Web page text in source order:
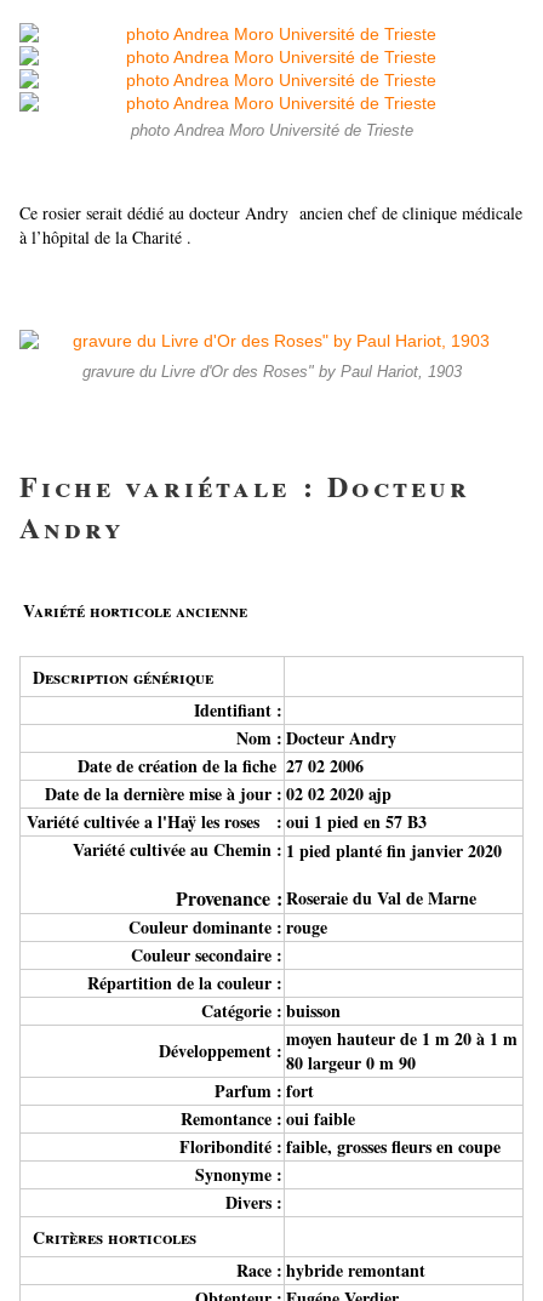
photo Andrea Moro Université de Trieste
Ce rosier serait dédié au docteur Andry ancien chef de clinique médicale
à l’hôpital de la Charité .
gravure du Livre d'Or des Roses" by Paul Hariot, 1903
Fiche variétale : Docteur
Andry
Variété horticole ancienne
Description générique
Identifiant :
Nom :Docteur Andry
Date de création de la fiche 27 02 2006
Date de la dernière mise à jour :02 02 2020 ajp
Variété cultivée a l'Haÿ les roses :oui 1 pied en 57 B3
Variété cultivée au Chemin :
Provenance :
1 pied planté fin janvier 2020
Roseraie du Val de Marne
Couleur dominante :rouge
Couleur secondaire :
Répartition de la couleur :
Catégorie :buisson
Développement :moyen hauteur de 1 m 20 à 1 m
80 largeur 0 m 90
Parfum :fort
Remontance :oui faible
Floribondité :faible, grosses fleurs en coupe
Synonyme :
Divers :
Critères horticoles
Race :hybride remontant